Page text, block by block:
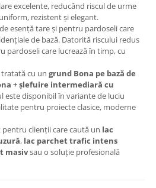
excelente, reducând riscul de urme
rezistent și elegant.
esență tare și pentru pardoseli care
de bază. Datorită riscului redus
pardoseli care lucrează în timp, cu
cu un grund Bona pe bază de
+ șlefuire intermediară cu
este disponibil în variante de luciu
pentru proiecte clasice, moderne
clienții care caută un lac
, lac parchet trafic intens
masivsau o soluție profesională